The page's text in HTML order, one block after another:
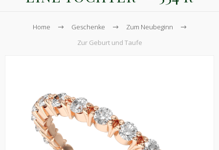
Home Geschenke
Zum Neubeginn
Zur Geburt und Taufe